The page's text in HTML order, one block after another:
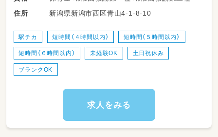
・園内の清掃や片付け
・連絡帳の作成補助、行事の準備
年間計画などの難しい書類作成は、基本的にク
ラス担任が行います。
ブランクがある方や未経験の方でも、少しずつ
丁寧にお教えしますのでご安心くださいね。
活躍しています。
子ども・保護者・保育士の垣根を超え、
住所
新潟県新潟市西区青山4-1-8-10
駅チカ 短時間（４時間以内） 短時間（５時間以内）
短時間（６時間以内） 未経験OK 土日祝休み
ブランクOK
求人をみる